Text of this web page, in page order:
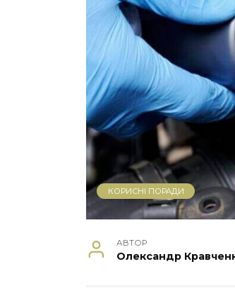
КОРИСНІ ПОРАДИ
АВТОР
Олександр